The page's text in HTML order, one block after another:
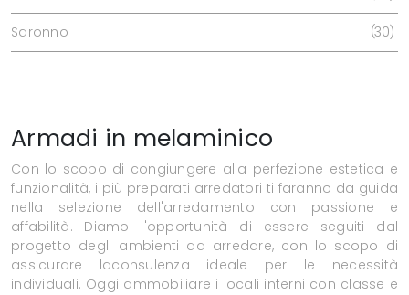
Saronno 30
Armadi in melaminico
Con lo scopo di congiungere alla perfezione estetica e
funzionalità, i più preparati arredatori ti faranno da guida
nella selezione dell'arredamento con passione e
affabilità. Diamo l'opportunità di essere seguiti dal
progetto degli ambienti da arredare, con lo scopo di
assicurare laconsulenza ideale per le necessità
individuali. Oggi ammobiliare i locali interni con classe e